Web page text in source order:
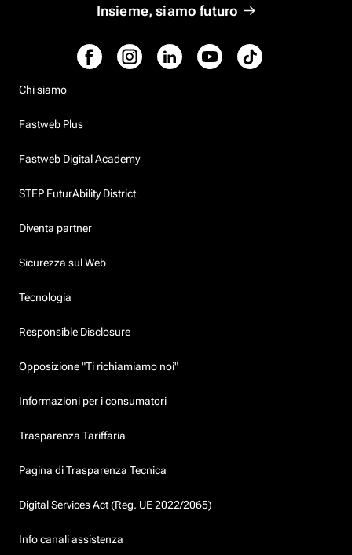
Insieme, siamo futuro
Chi siamo
Fastweb Plus
Fastweb Digital Academy
STEP FuturAbility District
Diventa partner
Sicurezza sul Web
Tecnologia
Responsible Disclosure
Opposizione "Ti richiamiamo noi"
Informazioni per i consumatori
Trasparenza Tariffaria
Pagina di Trasparenza Tecnica
Digital Services Act (Reg. UE 2022/2065)
Info canali assistenza